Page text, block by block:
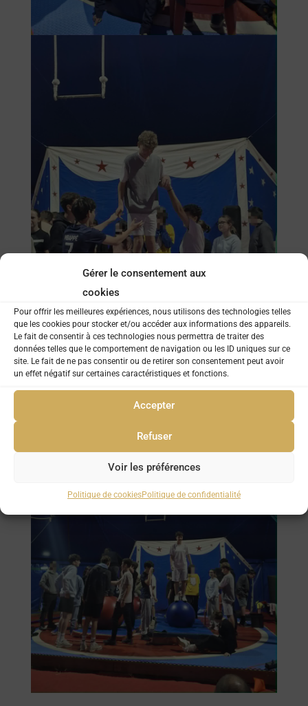
Gérer le consentement aux
cookies
Pour offrir les meilleures expériences, nous utilisons des technologies telles
que les cookies pour stocker et/ou accéder aux informations des appareils.
Le fait de consentir à ces technologies nous permettra de traiter des
données telles que le comportement de navigation ou les ID uniques sur ce
site. Le fait de ne pas consentir ou de retirer son consentement peut avoir
un effet négatif sur certaines caractéristiques et fonctions.
Accepter
Refuser
Voir les préférences
Politique de cookiesPolitique de confidentialité